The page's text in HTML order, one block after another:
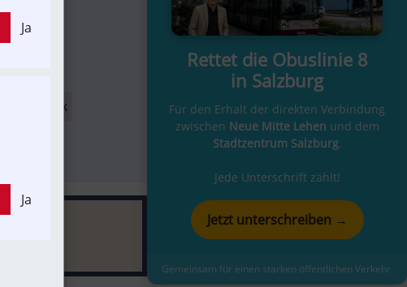
Newslink
Rettet die Obuslinie 8
in Salzburg
Für den Erhalt der direkten Verbindung
zwischen Neue Mitte Lehen und dem
Stadtzentrum Salzburg.
Jede Unterschrift zählt!
Jetzt unterschreiben →
Gemeinsam für einen starken öffentlichen Verkehr.
Ja
Ja